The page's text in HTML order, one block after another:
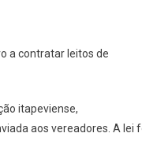
a contratar leitos de
itapeviense,
aos vereadores. A lei